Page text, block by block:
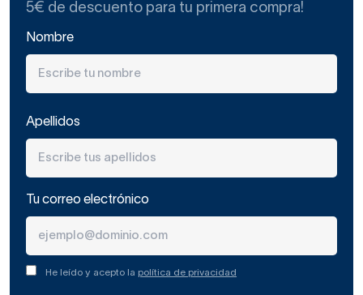
5€ de descuento para tu primera compra!
Nombre
Apellidos
Tu correo electrónico
He leído y acepto la política de privacidad